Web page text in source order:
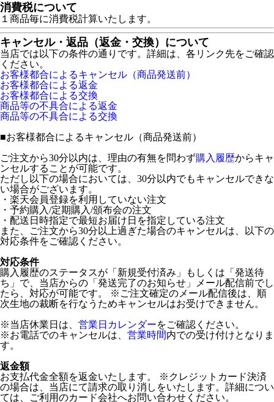
消費税について
１商品毎に消費税計算いたします。
キャンセル・返品（返金・交換）について
当店では以下の条件の通りです。詳細は、各リンク先をご確認
ください。
お客様都合によるキャンセル（商品発送前）
お客様都合による返金
お客様都合による交換
商品等の不具合による返金
商品等の不具合による交換
■お客様都合によるキャンセル（商品発送前）
ご注文から30分以内は、理由の有無を問わず購入履歴からキャ
ンセルすることが可能です。
ただし以下の場合においては、30分以内でもキャンセルできな
い場合がございます。
・楽天会員登録を利用していない注文
・予約購入/定期購入/頒布会の注文
・配送日時指定で最短お届け日を指定している注文
また、ご注文から30分以上過ぎた場合のキャンセルは、以下の
対応条件をご確認ください。
対応条件
購入履歴のステータスが「新規受付済み」もしくは「発送待
ち」で、当店からの「発送完了のお知らせ」メール配信前でし
たら、対応が可能です。 ※ご注文確定のメール配信後は、順
次生地の裁断を行なうためキャンセルはお受けできません。
※当店休業日は、 営業日カレンダーをご確認ください。
※お電話でのキャンセルは、 営業時間内での受け付けとなりま
す。
返金額
お支払代金全額を返金いたします。 ※クレジットカード決済
の場合は、当店にて請求の取り消しをいたします。詳細につい
ては、ご利用のカード会社へお問い合わせください。